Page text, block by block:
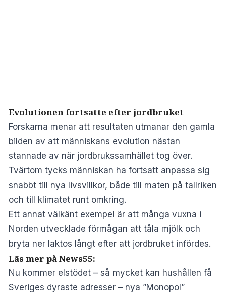
Evolutionen fortsatte efter jordbruket
Forskarna menar att resultaten utmanar den gamla
bilden av att människans evolution nästan
stannade av när jordbrukssamhället tog över.
Tvärtom tycks människan ha fortsatt anpassa sig
snabbt till nya livsvillkor, både till maten på tallriken
och till klimatet runt omkring.
Ett annat välkänt exempel är att många vuxna i
Norden utvecklade förmågan att tåla mjölk och
bryta ner laktos långt efter att jordbruket infördes.
Läs mer på News55:
Nu kommer elstödet – så mycket kan hushållen få
Sveriges dyraste adresser – nya ”Monopol”